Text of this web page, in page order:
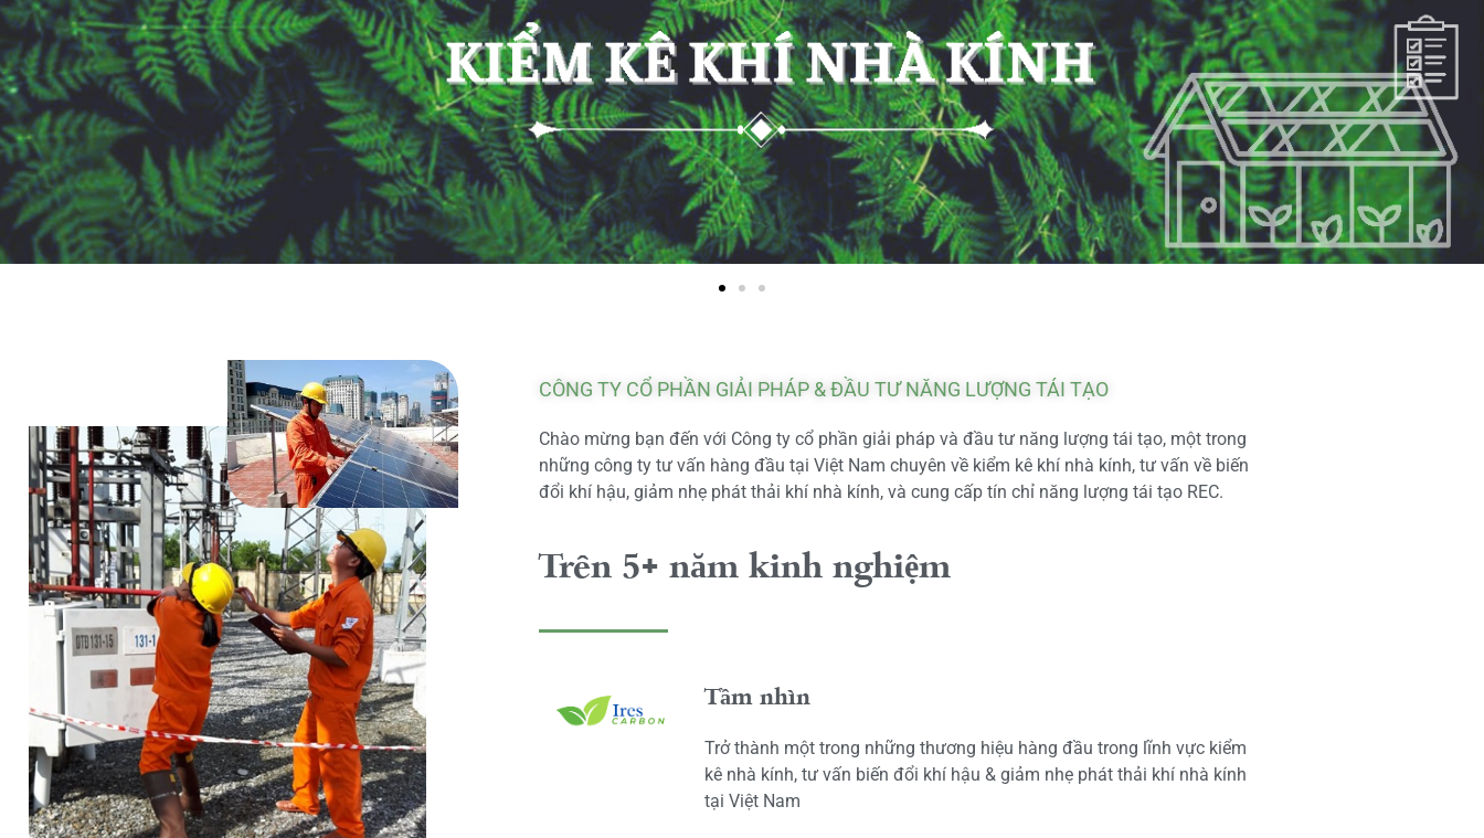
CÔNG TY CỔ PHẦN GIẢI PHÁP & ĐẦU TƯ NĂNG LƯỢNG TÁI TẠO
Chào mừng bạn đến với Công ty cổ phần giải pháp và đầu tư năng lượng tái tạo, một trong
những công ty tư vấn hàng đầu tại Việt Nam chuyên về kiểm kê khí nhà kính, tư vấn về biến
đổi khí hậu, giảm nhẹ phát thải khí nhà kính, và cung cấp tín chỉ năng lượng tái tạo REC.
Trên 5+ năm kinh nghiệm
Tầm nhìn
Trở thành một trong những thương hiệu hàng đầu trong lĩnh vực kiểm
kê nhà kính, tư vấn biến đổi khí hậu & giảm nhẹ phát thải khí nhà kính
tại Việt Nam